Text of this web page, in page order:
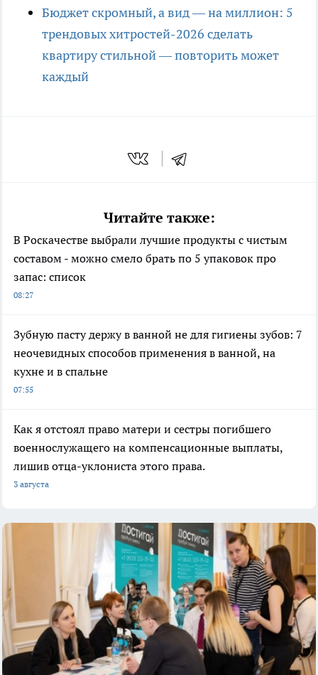
Бюджет скромный, а вид — на миллион: 5
трендовых хитростей-2026 сделать
квартиру стильной — повторить может
каждый
Читайте также:
В Роскачестве выбрали лучшие продукты с чистым
составом - можно смело брать по 5 упаковок про
запас: список
08:27
Зубную пасту держу в ванной не для гигиены зубов: 7
неочевидных способов применения в ванной, на
кухне и в спальне
07:55
Как я отстоял право матери и сестры погибшего
военнослужащего на компенсационные выплаты,
лишив отца-уклониста этого права.
3 августа